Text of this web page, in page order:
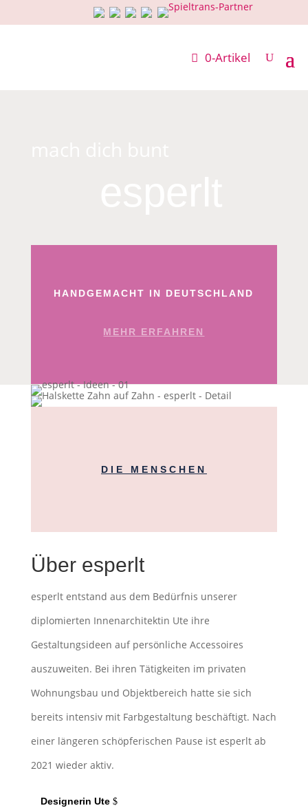
0-Artikel
HANDGEMACHT IN DEUTSCHLAND
MEHR ERFAHREN
DIE MENSCHEN
Über esperlt
esperlt entstand aus dem Bedürfnis unserer
diplomierten Innenarchitektin Ute ihre
Gestaltungsideen auf persönliche Accessoires
auszuweiten. Bei ihren Tätigkeiten im privaten
Wohnungsbau und Objektbereich hatte sie sich
bereits intensiv mit Farbgestaltung beschäftigt. Nach
einer längeren schöpferischen Pause ist esperlt ab
2021 wieder aktiv.
Designerin Ute